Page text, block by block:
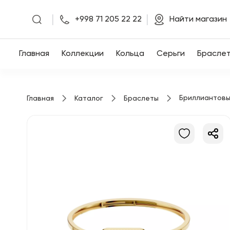
Главная
+998 71 205 22 22 Найти магазин
Главная Коллекции Кольца Серьги
Главная Каталог Браслеты